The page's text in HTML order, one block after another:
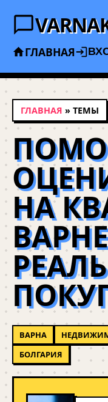
ГЛАВНАЯ
ГЛАВНАЯ » ТЕМЫ
НА
ВАРНА
БОЛГАРИЯ